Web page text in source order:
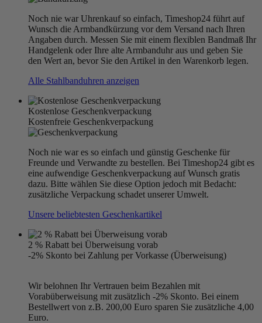
Noch nie war Uhrenkauf so einfach, Timeshop24 führt auf
Wunsch die Armbandkürzung vor dem Versand nach Ihren
Angaben durch. Messen Sie mit einem flexiblen Bandmaß Ihr
Handgelenk oder Ihre alte Armbanduhr aus und geben Sie
den Wert an, bevor Sie den Artikel in den Warenkorb legen.
Alle Stahlbanduhren anzeigen
Kostenlose Geschenkverpackung
Kostenfreie Geschenkverpackung
Noch nie war es so einfach und günstig Geschenke für
Freunde und Verwandte zu bestellen. Bei Timeshop24 gibt es
eine aufwendige Geschenkverpackung auf Wunsch gratis
dazu. Bitte wählen Sie diese Option jedoch mit Bedacht:
zusätzliche Verpackung schadet unserer Umwelt.
Unsere beliebtesten Geschenkartikel
2 % Rabatt bei Überweisung vorab
-2% Skonto bei Zahlung per Vorkasse (Überweisung)
Wir belohnen Ihr Vertrauen beim Bezahlen mit
Vorabüberweisung mit zusätzlich -2% Skonto. Bei einem
Bestellwert von z.B. 200,00 Euro sparen Sie zusätzliche 4,00
Euro.